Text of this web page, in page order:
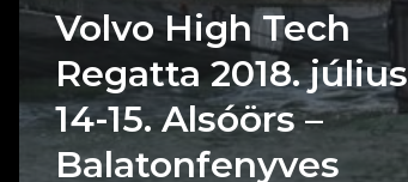
Volvo High Tech
Regatta 2018. július
14-15. Alsóörs –
Balatonfenyves